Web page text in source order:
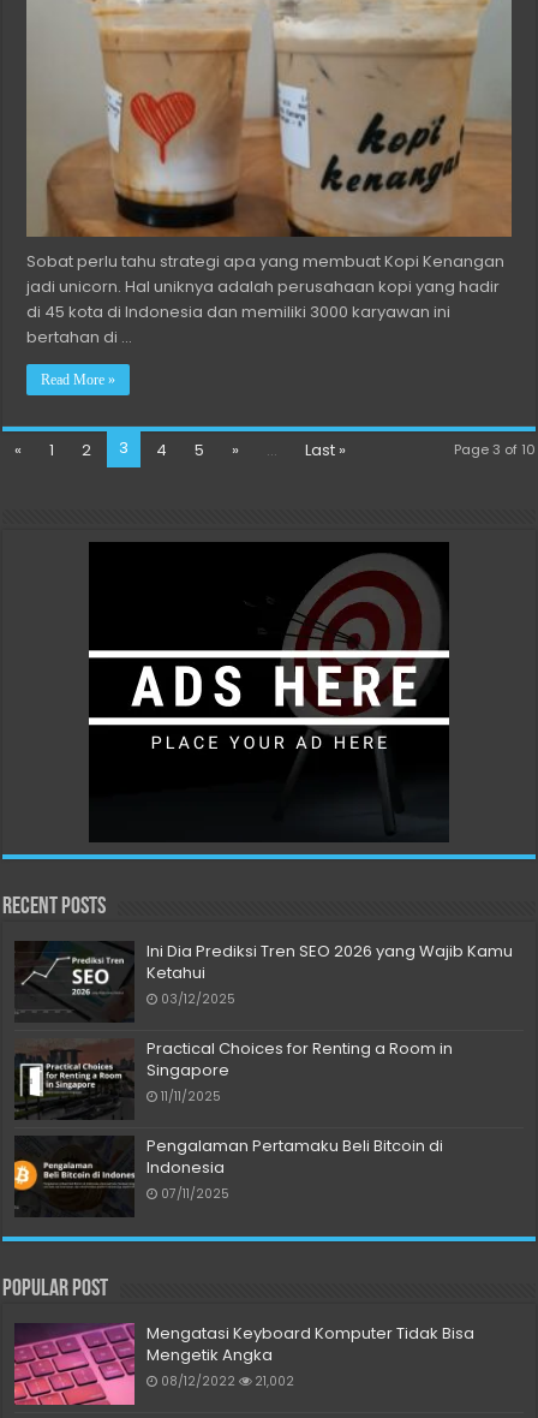
Sobat perlu tahu strategi apa yang membuat Kopi Kenangan
jadi unicorn. Hal uniknya adalah perusahaan kopi yang hadir
di 45 kota di Indonesia dan memiliki 3000 karyawan ini
bertahan di …
Read More »
Page 3 of 10
« 1 2 3 4 5 » ... Last »
Recent Posts
Ini Dia Prediksi Tren SEO 2026 yang Wajib Kamu
Ketahui
03/12/2025
Practical Choices for Renting a Room in
Singapore
11/11/2025
Pengalaman Pertamaku Beli Bitcoin di
Indonesia
07/11/2025
Popular Post
Mengatasi Keyboard Komputer Tidak Bisa
Mengetik Angka
08/12/2022 21,002